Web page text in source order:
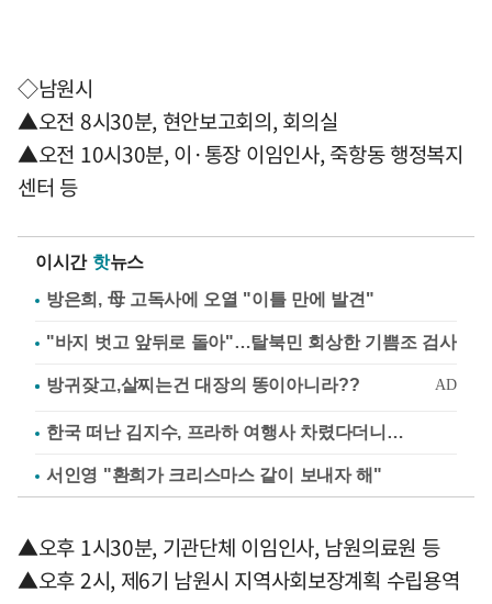
◇남원시
▲오전 8시30분, 현안보고회의, 회의실
▲오전 10시30분, 이·통장 이임인사, 죽항동 행정복지
센터 등
이시간 핫뉴스
방은희, 母 고독사에 오열 "이틀 만에 발견"
"바지 벗고 앞뒤로 돌아"…탈북민 회상한 기쁨조 검사
한국 떠난 김지수, 프라하 여행사 차렸다더니…
서인영 "환희가 크리스마스 같이 보내자 해"
▲오후 1시30분, 기관단체 이임인사, 남원의료원 등
▲오후 2시, 제6기 남원시 지역사회보장계획 수립용역